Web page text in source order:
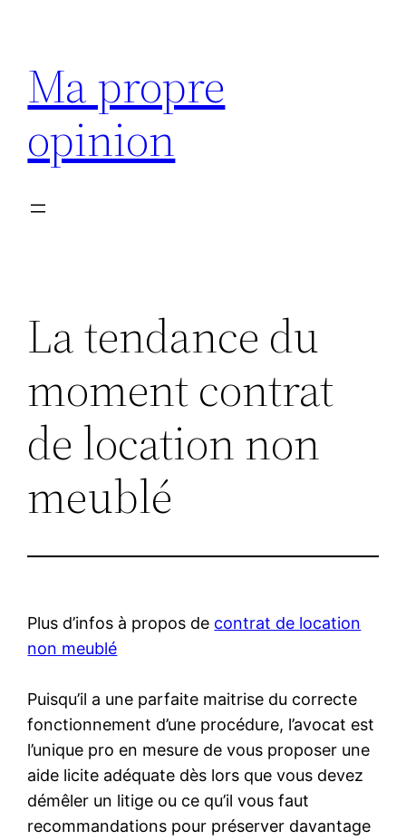
contenu
Ma propre
opinion
La tendance du
moment contrat
de location non
meublé
Plus d’infos à propos de contrat de location
non meublé
Puisqu’il a une parfaite maitrise du correcte
fonctionnement d’une procédure, l’avocat est
l’unique pro en mesure de vous proposer une
aide licite adéquate dès lors que vous devez
démêler un litige ou ce qu’il vous faut
recommandations pour préserver davantage